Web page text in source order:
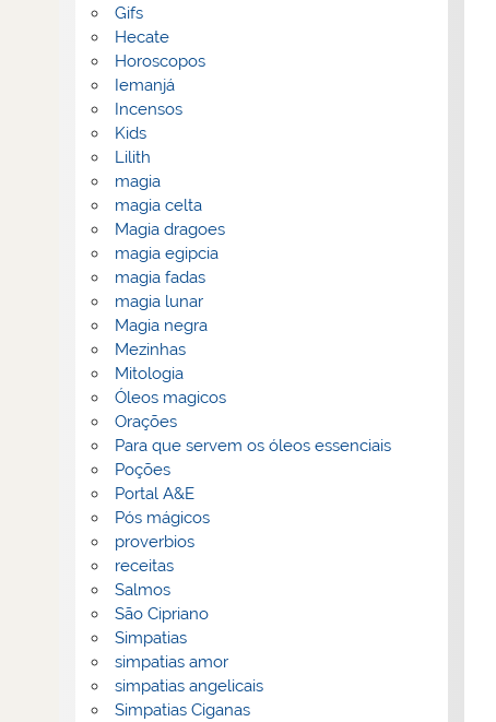
Gifs
Hecate
Horoscopos
Iemanjá
Incensos
Kids
Lilith
magia
magia celta
Magia dragoes
magia egipcia
magia fadas
magia lunar
Magia negra
Mezinhas
Mitologia
Óleos magicos
Orações
Para que servem os óleos essenciais
Poções
Portal A&E
Pós mágicos
proverbios
receitas
Salmos
São Cipriano
Simpatias
simpatias amor
simpatias angelicais
Simpatias Ciganas